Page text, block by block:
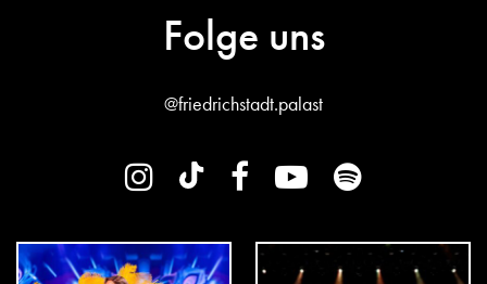
Folge uns
@friedrichstadt.palast